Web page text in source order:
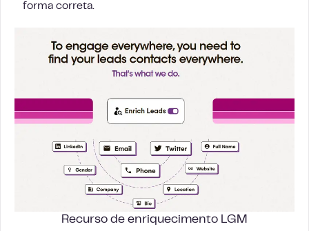
forma correta.
Recurso de enriquecimento LGM